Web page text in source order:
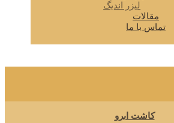
لیزر اندیگ
مقالات
تماس با ما
کاشت ابرو